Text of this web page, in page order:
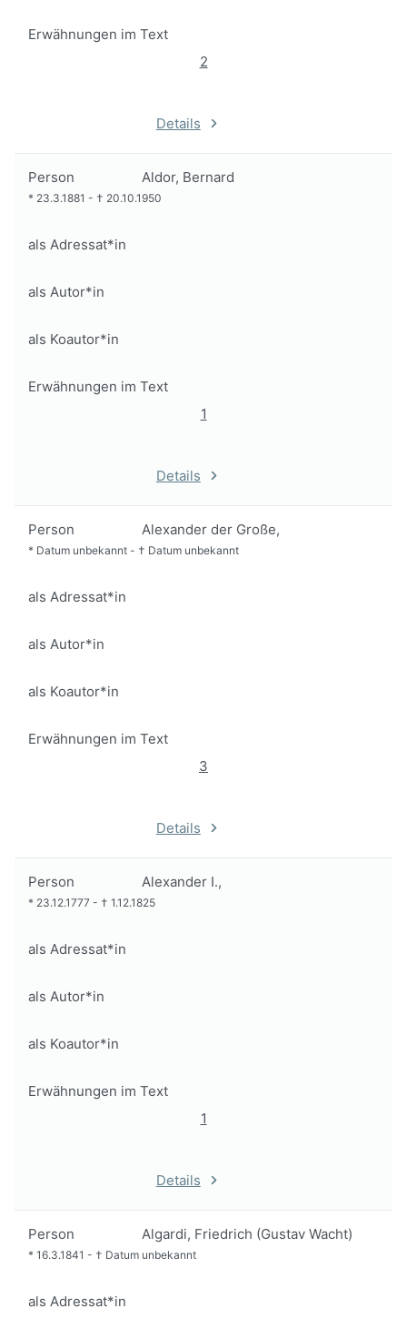
Erwähnungen im Text
2
Details
Person Aldor, Bernard
* 23.3.1881 - † 20.10.1950
als Adressat*in
als Autor*in
als Koautor*in
Erwähnungen im Text
1
Details
Person Alexander der Große,
* Datum unbekannt - † Datum unbekannt
als Adressat*in
als Autor*in
als Koautor*in
Erwähnungen im Text
3
Details
Person Alexander I.,
* 23.12.1777 - † 1.12.1825
als Adressat*in
als Autor*in
als Koautor*in
Erwähnungen im Text
1
Details
Person Algardi, Friedrich (Gustav Wacht)
* 16.3.1841 - † Datum unbekannt
als Adressat*in